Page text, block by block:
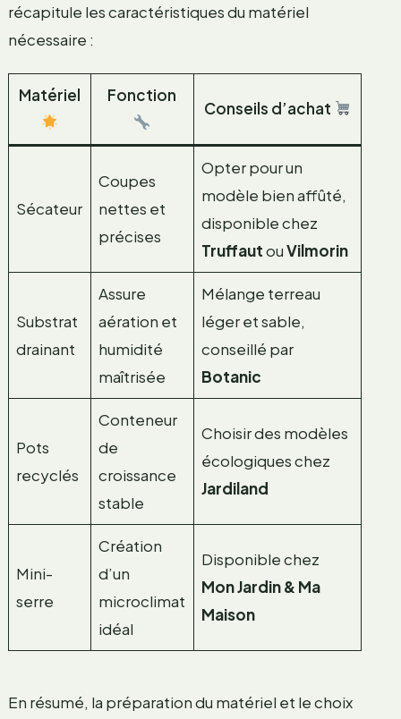
récapitule les caractéristiques du matériel
nécessaire :
Matériel Fonction
Conseils d’achat
Sécateur
Coupes
nettes et
précises
Opter pour un
modèle bien affûté,
disponible chez
TruffautouVilmorin
Substrat
drainant
Assure
aération et
humidité
maîtrisée
Mélange terreau
léger et sable,
conseillé par
Botanic
Pots
recyclés
Conteneur
de
croissance
stable
Choisir des modèles
écologiques chez
Jardiland
Mini-
serre
Création
d’un
microclimat
idéal
Disponible chez
Mon Jardin & Ma
Maison
En résumé, la préparation du matériel et le choix